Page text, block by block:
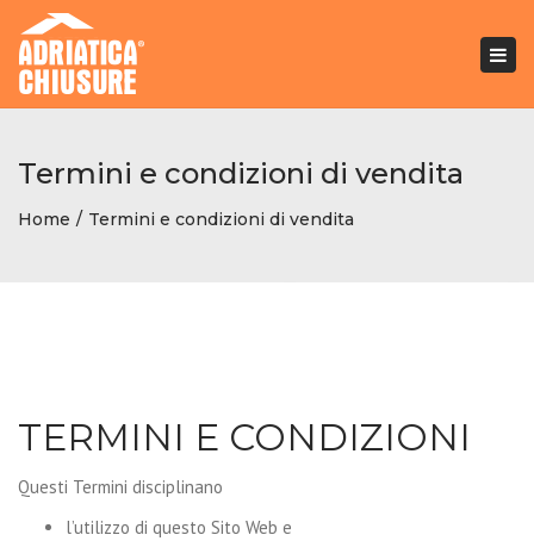
Termini e condizioni di vendita
Home Termini e condizioni di vendita
TERMINI E CONDIZIONI
Questi Termini disciplinano
l’utilizzo di questo Sito Web e